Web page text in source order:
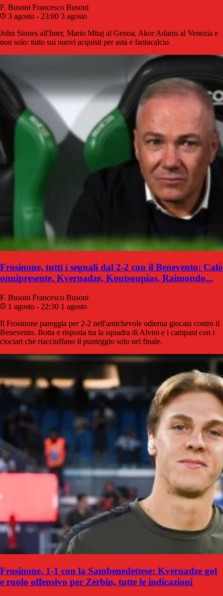
F. Busoni Francesco Busoni
3 agosto - 23:00 3 agosto
John Stones all'Inter, Mario Mitaj al Genoa, Akor Adams al Venezia e
non solo: tutto sui nuovi acquisti per asta e fantacalcio.
Frosinone, tutti i segnali dal 2-2 con il Benevento: Calò
onnipresente, Kvernadze, Koutsoupias, Raimondo...
F. Busoni Francesco Busoni
1 agosto - 22:30 1 agosto
Il Frosinone pareggia per 2-2 nell'amichevole odierna giocata contro il
Benevento. Botta e risposta tra la squadra di Alvini e i campani con i
ciociari che riacciuffano il punteggio solo nel finale.
Frosinone, 1-1 con la Sambenedettese: Kvernadze gol
e ruolo offensivo per Zerbin, tutte le indicazioni